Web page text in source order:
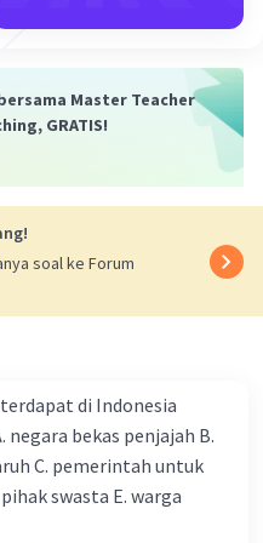
dan kesatuan bangsa, kita
gotong royong, toleransi,
keberagaman. Semoga
ya! 🙂
Level 59
persatuan dan kesatuan
yang perlu dikembangkan
lah sikapnya:
Menghargai dan
budaya, agama, suku,
dalam membangun
Master Teacher
GRATIS!
soal ke Forum
di Indonesia
C. pemerintah untuk
swasta E. warga